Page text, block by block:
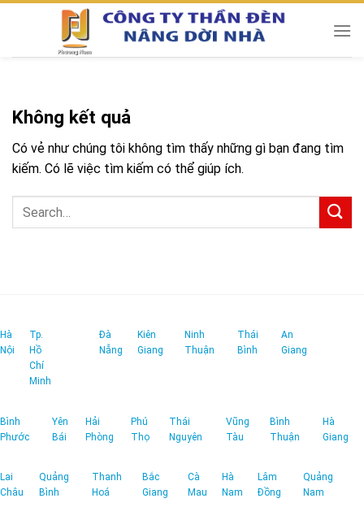
Chuyển
Không kết quả
Có vẻ như chúng tôi không tìm thấy những gì bạn đang tìm
kiếm. Có lẽ việc tìm kiếm có thể giúp ích.
Hà
Nội
Tp.
Hồ
Chí
Minh
Đà
Nẵng
Kiên
Giang
Ninh
Thuận
Thái
Bình
An
Giang
Bình
Phước
Yên
Bái
Hải
Phòng
Phú
Thọ
Thái
Nguyên
Vũng
Tàu
Bình
Thuận
Hà
Giang
Lai
Châu
Quảng
Bình
Thanh
Hoá
Bắc
Giang
Cà
Mau
Hà
Nam
Lâm
Đồng
Quảng
Nam